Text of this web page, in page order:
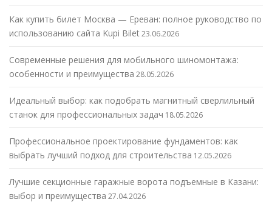
Как купить билет Москва — Ереван: полное руководство по
использованию сайта Kupi Bilet23.06.2026
Современные решения для мобильного шиномонтажа:
особенности и преимущества 28.05.2026
Идеальный выбор: как подобрать магнитный сверлильный
станок для профессиональных задач 18.05.2026
Профессиональное проектирование фундаментов: как
выбрать лучший подход для строительства 12.05.2026
Лучшие секционные гаражные ворота подъемные в Казани:
выбор и преимущества 27.04.2026